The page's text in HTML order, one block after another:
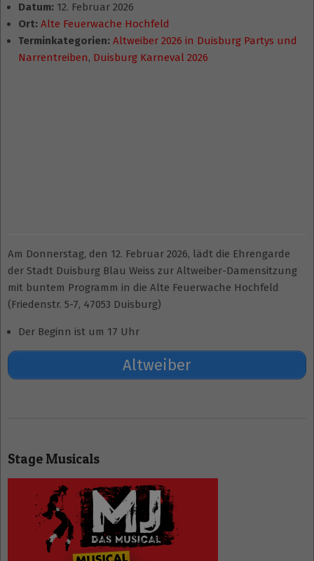
Datum: 12. Februar 2026
Ort: Alte Feuerwache Hochfeld
Terminkategorien: Altweiber 2026 in Duisburg Partys und
Narrentreiben, Duisburg Karneval 2026
Am Donnerstag, den 12. Februar 2026, lädt die Ehrengarde
der Stadt Duisburg Blau Weiss zur Altweiber-Damensitzung
mit buntem Programm in die Alte Feuerwache Hochfeld
(Friedenstr. 5-7, 47053 Duisburg)
Der Beginn ist um 17 Uhr
Altweiber
30
Stage Musicals